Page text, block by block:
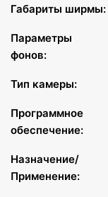
В комплект входят
конспектов для
Дополнительно
настольная
бумага,
Габариты ширмы:
Параметры
фонов:
Тип камеры:
Программное
обеспечение:
Назначение/
Применение: